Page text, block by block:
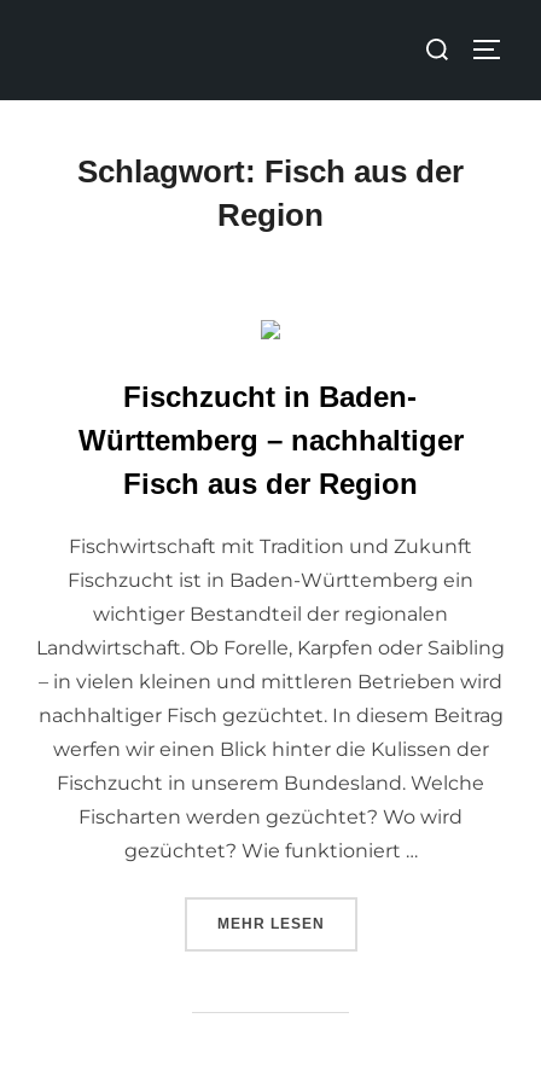
Schlagwort: Fisch aus der
Region
Fischzucht in Baden-
Württemberg – nachhaltiger
Fisch aus der Region
Fischwirtschaft mit Tradition und Zukunft
Fischzucht ist in Baden-Württemberg ein
wichtiger Bestandteil der regionalen
Landwirtschaft. Ob Forelle, Karpfen oder Saibling
– in vielen kleinen und mittleren Betrieben wird
nachhaltiger Fisch gezüchtet. In diesem Beitrag
werfen wir einen Blick hinter die Kulissen der
Fischzucht in unserem Bundesland. Welche
Fischarten werden gezüchtet? Wo wird
gezüchtet? Wie funktioniert …
MEHR LESEN